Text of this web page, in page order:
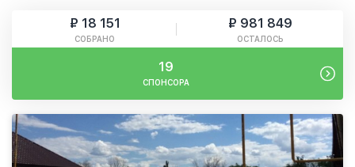
₽ 18 151
СОБРАНО
₽ 981 849
ОСТАЛОСЬ
19
СПОНСОРА